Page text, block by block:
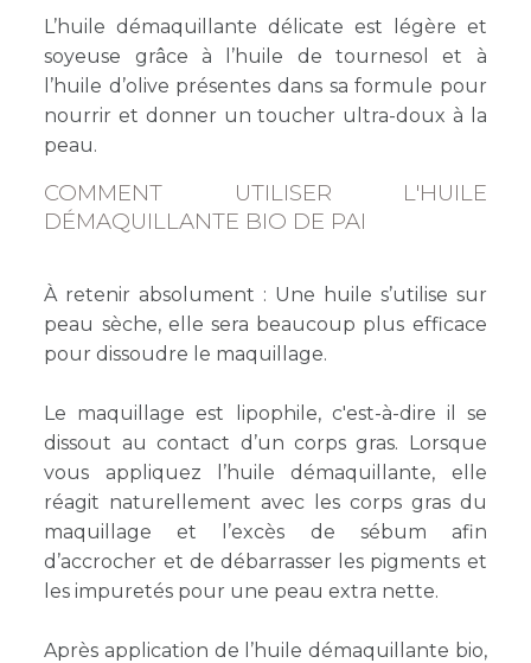
L’huile démaquillante délicate est légère et
soyeuse grâce à l’huile de tournesol et à
l’huile d’olive présentes dans sa formule pour
nourrir et donner un toucher ultra-doux à la
peau.
COMMENT UTILISER L'HUILE
DÉMAQUILLANTE BIO DE PAI
À retenir absolument : Une huile s’utilise sur
peau sèche, elle sera beaucoup plus efficace
pour dissoudre le maquillage.
Le maquillage est lipophile, c'est-à-dire il se
dissout au contact d’un corps gras. Lorsque
vous appliquez l’huile démaquillante, elle
réagit naturellement avec les corps gras du
maquillage et l’excès de sébum afin
d’accrocher et de débarrasser les pigments et
les impuretés pour une peau extra nette.
Après application de l’huile démaquillante bio,